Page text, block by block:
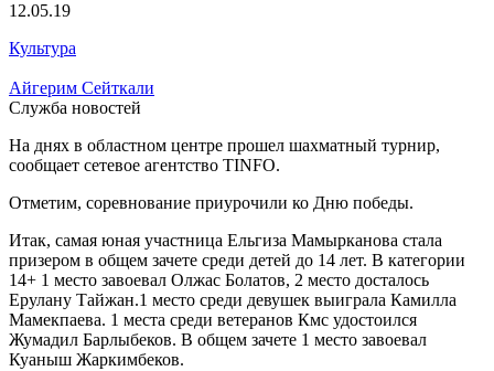
12.05.19
Культура
Айгерим Сейткали
Служба новостей
На днях в областном центре прошел шахматный турнир,
сообщает сетевое агентство TINFO.
Отметим, соревнование приурочили ко Дню победы.
Итак, самая юная участница Ельгиза Мамырканова стала
призером в общем зачете среди детей до 14 лет. В категории
14+ 1 место завоевал Олжас Болатов, 2 место досталось
Ерулану Тайжан.1 место среди девушек выиграла Камилла
Мамекпаева. 1 места среди ветеранов Кмс удостоился
Жумадил Барлыбеков. В общем зачете 1 место завоевал
Куаныш Жаркимбеков.